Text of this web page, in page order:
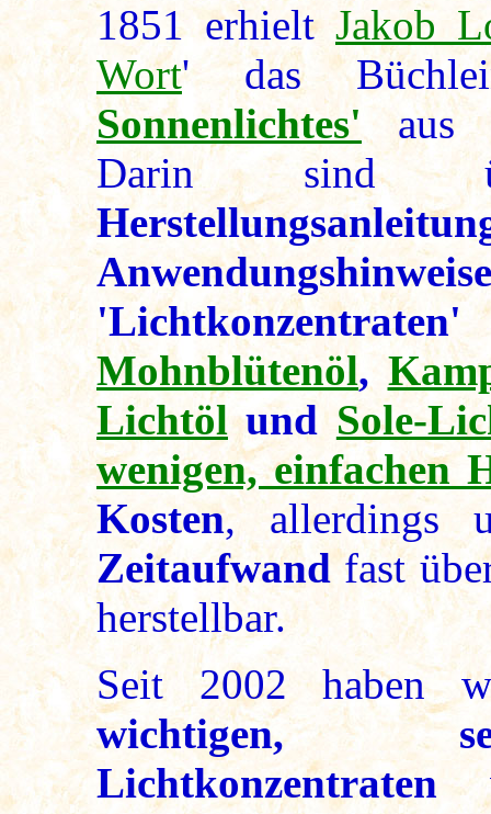
1851 erhielt Jakob
Wort' das
Sonnenlichtes' aus
Darin sind
Mohnblütenöl,
Lichtölund Sole-
wenigen, einfachen
Kosten, allerdings
Zeitaufwandfast
herstellbar.
Seit 2002 haben
wichtigen,
Lichtkonzentraten